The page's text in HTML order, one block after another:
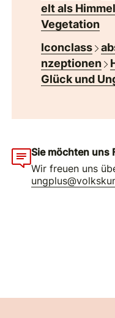
elt als
Vegetation
Iconclass
nzeptionen
Glück und
Sie möchten uns
Wir freuen uns